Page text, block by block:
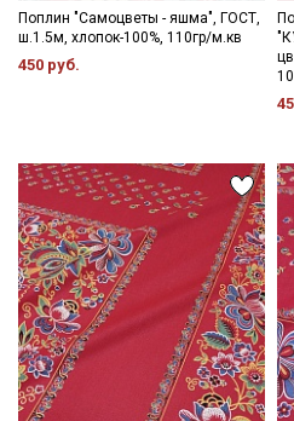
Поплин "Самоцветы - яшма", ГОСТ,
ш.1.5м, хлопок-100%, 110гр/м.кв
450 руб.